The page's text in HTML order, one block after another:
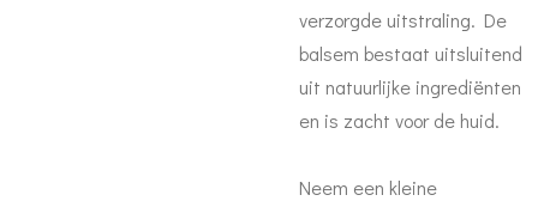
verzorgde uitstraling. De
balsem bestaat uitsluitend
uit natuurlijke ingrediënten
en is zacht voor de huid.
Neem een kleine